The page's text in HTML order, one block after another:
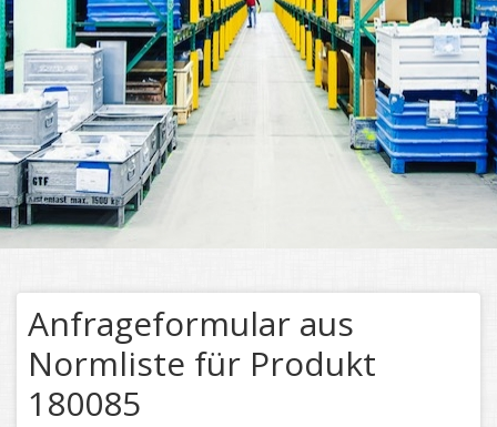
Anfrageformular aus
Normliste für Produkt
180085